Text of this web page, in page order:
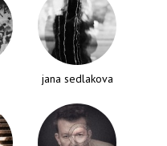
jana sedlakova